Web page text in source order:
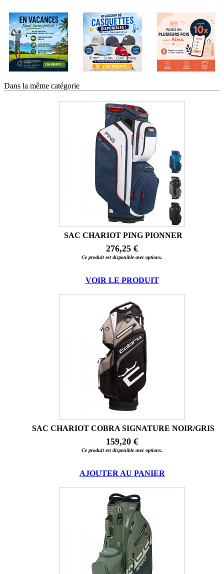
Dans la même catégorie
SAC CHARIOT PING PIONNER
276,25 €
Ce produit est disponible avec options.
VOIR LE PRODUIT
SAC CHARIOT COBRA SIGNATURE NOIR/GRIS
159,20 €
Ce produit est disponible avec options.
AJOUTER AU PANIER